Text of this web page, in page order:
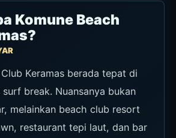
Komune Beach
Keramas berada tepat di
surf break. Nuansanya bukan
melainkan beach club resort
restaurant tepi laut, dan bar